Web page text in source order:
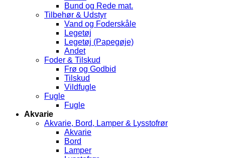
Bund og Rede mat.
Tilbehør & Udstyr
Vand og Foderskåle
Legetøj
Legetøj (Papegøje)
Andet
Foder & Tilskud
Frø og Godbid
Tilskud
Vildfugle
Fugle
Fugle
Akvarie
Akvarie, Bord, Lamper & Lysstofrør
Akvarie
Bord
Lamper